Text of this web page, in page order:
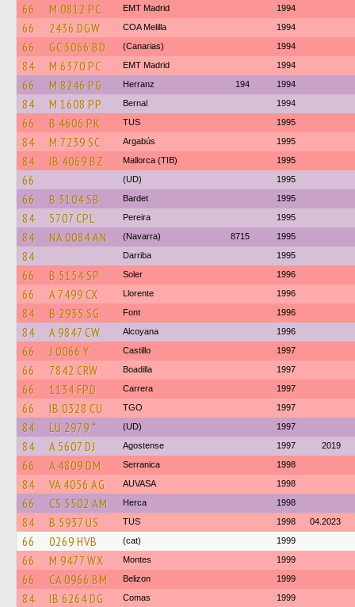
66 M 0812 PC EMT Madrid 1994
66 2436 DGW COA Melilla 1994
66 GC 5066 BD (Canarias) 1994
84 M 6370 PC EMT Madrid 1994
66 M 8246 PG Herranz 194 1994
84 M 1608 PP Bernal 1994
66 B 4606 PK TUS 1995
84 M 7239 SC Argabús 1995
84 IB 4069 BZ Mallorca (TIB) 1995
66 (UD) 1995
66 B 3104 SB Bardet 1995
84 5707 CPL Pereira 1995
84 NA 0084 AN (Navarra) 8715 1995
84 Darriba 1995
66 B 5154 SP Soler 1996
66 A 7499 CX Llorente 1996
84 B 2935 SG Font 1996
84 A 9847 CW Alcoyana 1996
66 J 0066 Y Castillo 1997
66 7842 CRW Boadilla 1997
66 1134 FPD Carrera 1997
66 IB 0328 CU TGO 1997
84 LU 2979 * (UD) 1997
84 A 5607 DJ Agostense 1997 2019
66 A 4809 DM Serranica 1998
84 VA 4056 AG AUVASA 1998
66 CS 5502 AM Herca 1998
84 B 5937 US TUS 1998 04.2023
66 0269 HVB (cat) 1999
66 M 9477 WX Montes 1999
66 CA 0966 BM Belizon 1999
84 IB 6264 DG Comas 1999